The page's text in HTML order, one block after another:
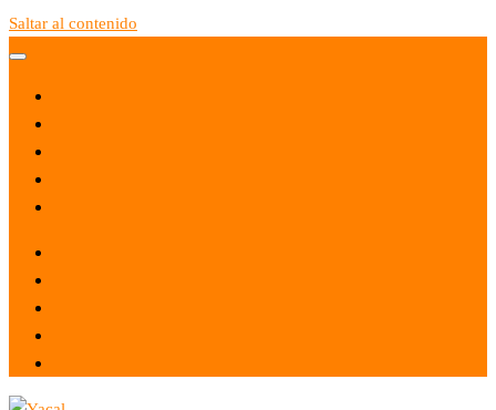
Saltar al contenido